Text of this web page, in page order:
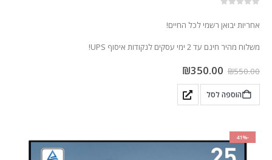
אחריות יבואן רשמי לכל החיים!
משלוח מהיר חינם עד 2 ימי עסקים לנקודות איסוף UPS!
₪550.00
₪350.00
הוספה לסל
-41%